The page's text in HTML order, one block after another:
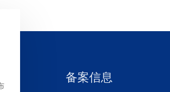
备案信息